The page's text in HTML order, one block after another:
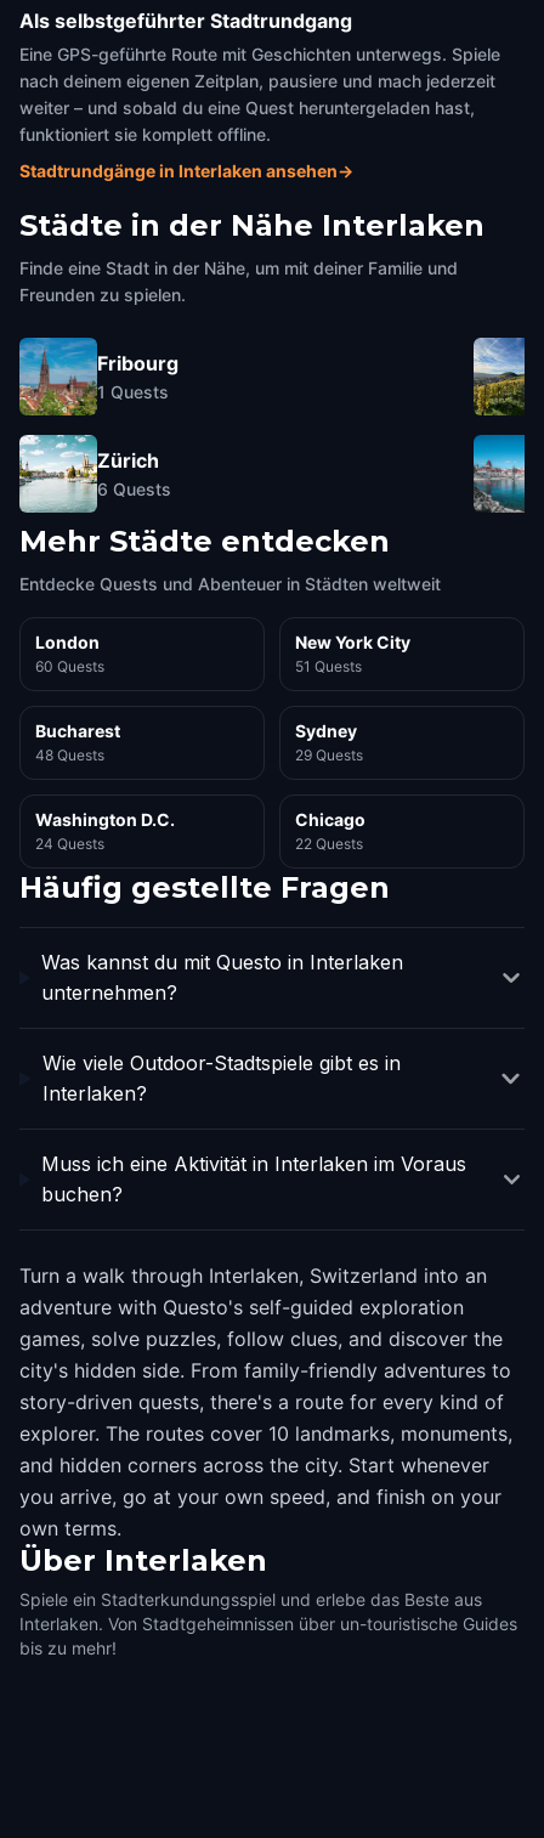
Als selbstgeführter Stadtrundgang
Eine GPS-geführte Route mit Geschichten unterwegs. Spiele
nach deinem eigenen Zeitplan, pausiere und mach jederzeit
weiter – und sobald du eine Quest heruntergeladen hast,
funktioniert sie komplett offline.
Stadtrundgänge in Interlaken ansehen→
Städte in der Nähe Interlaken
Finde eine Stadt in der Nähe, um mit deiner Familie und
Freunden zu spielen.
Fribourg
1 Quests
Zürich
6 Quests
Mehr Städte entdecken
Entdecke Quests und Abenteuer in Städten weltweit
London
60 Quests
New York City
51 Quests
Bucharest
48 Quests
Sydney
29 Quests
Washington D.C.
24 Quests
Chicago
22 Quests
Häufig gestellte Fragen
Was kannst du mit Questo in Interlaken
unternehmen?
Wie viele Outdoor-Stadtspiele gibt es in
Interlaken?
Muss ich eine Aktivität in Interlaken im Voraus
buchen?
Turn a walk through Interlaken, Switzerland into an
adventure with Questo's self-guided exploration
games, solve puzzles, follow clues, and discover the
city's hidden side. From family-friendly adventures to
story-driven quests, there's a route for every kind of
explorer. The routes cover 10 landmarks, monuments,
and hidden corners across the city. Start whenever
you arrive, go at your own speed, and finish on your
own terms.
Über Interlaken
Spiele ein Stadterkundungsspiel und erlebe das Beste aus
Interlaken. Von Stadtgeheimnissen über un-touristische Guides
bis zu mehr!